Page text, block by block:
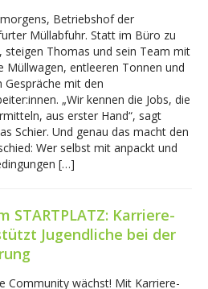
Betriebshof der
Müllabfuhr. Statt im Büro zu
steigen Thomas und sein Team mit
Müllwagen, entleeren Tonnen und
Gespräche mit den
„Wir kennen die Jobs, die
aus erster Hand“, sagt
Schier. Und genau das macht den
Wer selbst mit anpackt und
[…]
STARTPLATZ: Karriere-
Jugendliche bei der
Community wächst! Mit Karriere-